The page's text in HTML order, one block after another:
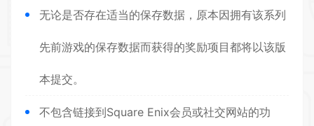
无论是否存在适当的保存数据，原本因拥有该系列
先前游戏的保存数据而获得的奖励项目都将以该版
本提交。
不包含链接到Square Enix会员或社交网站的功